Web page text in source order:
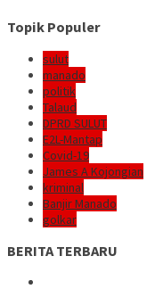
Topik Populer
sulut
manado
politik
Talaud
DPRD SULUT
E2L-Mantap
Covid-19
James A Kojongian
kriminal
Banjir Manado
golkar
BERITA TERBARU